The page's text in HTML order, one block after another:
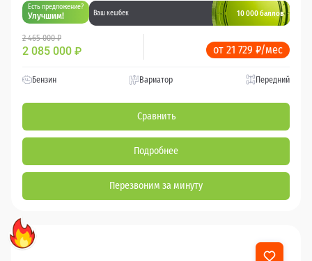
Есть предложение?
Улучшим! Ваш кешбек 10 000 баллов
2 465 000 ₽
2 085 000 ₽ от 21 729 ₽/мес
Бензин Вариатор Передний
Сравнить
Подробнее
Перезвоним за минуту